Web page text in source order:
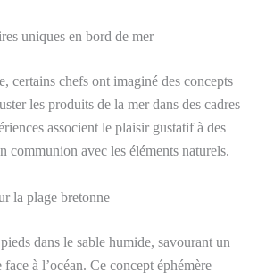
uniques en bord de mer
certains chefs ont imaginé des concepts
les produits de la mer dans des cadres
associent le plaisir gustatif à des
communion avec les éléments naturels.
la plage bretonne
dans le sable humide, savourant un
à l’océan. Ce concept éphémère